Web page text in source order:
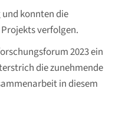
konnten die
verfolgen.
2023 ein
die zunehmende
in diesem